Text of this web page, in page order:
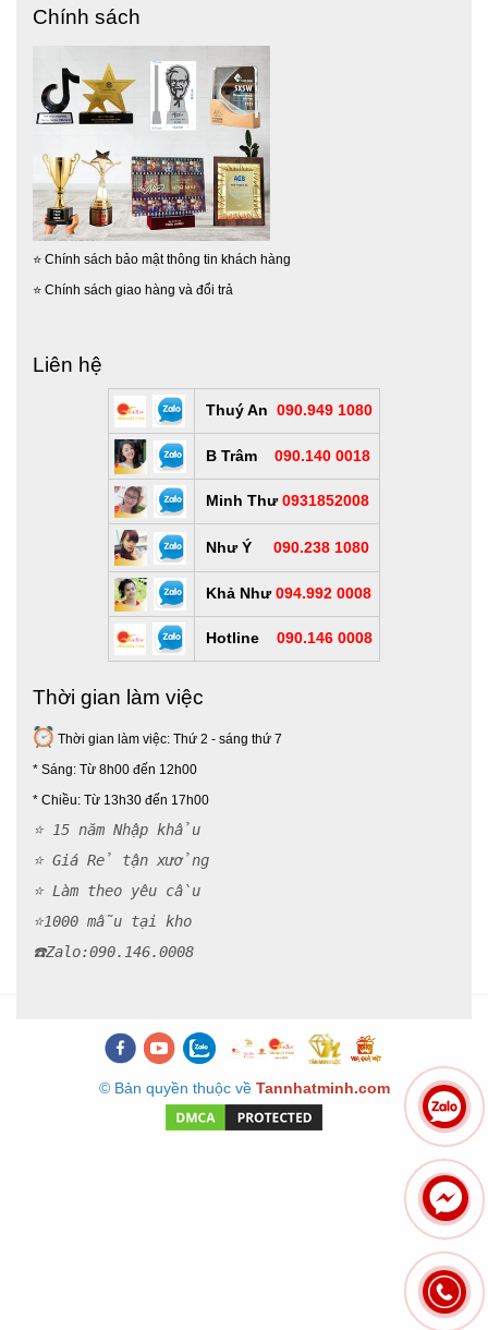
Chính sách
⭐ Chính sách bảo mật thông tin khách hàng
⭐ Chính sách giao hàng và đổi trả
Liên hệ
Thuý An 090.949 1080
B Trâm 090.140 0018
Minh Thư 0931852008
Như Ý 090.238 1080
Khả Như 094.992 0008
Hotline 090.146 0008
Thời gian làm việc
Thời gian làm việc: Thứ 2 - sáng thứ 7
* Sáng: Từ 8h00 đến 12h00
* Chiều: Từ 13h30 đến 17h00
⭐ 15 năm Nhập khẩu
⭐ Giá Rẻ tận xưởng
⭐ Làm theo yêu cầu
⭐1000 mẫu tại kho
☎️Zalo:090.146.0008
© Bản quyền thuộc về Tannhatminh.com